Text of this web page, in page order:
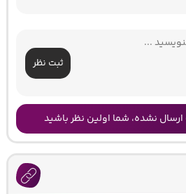
ثبت نظر
نشده، شما اولین نظر باشید